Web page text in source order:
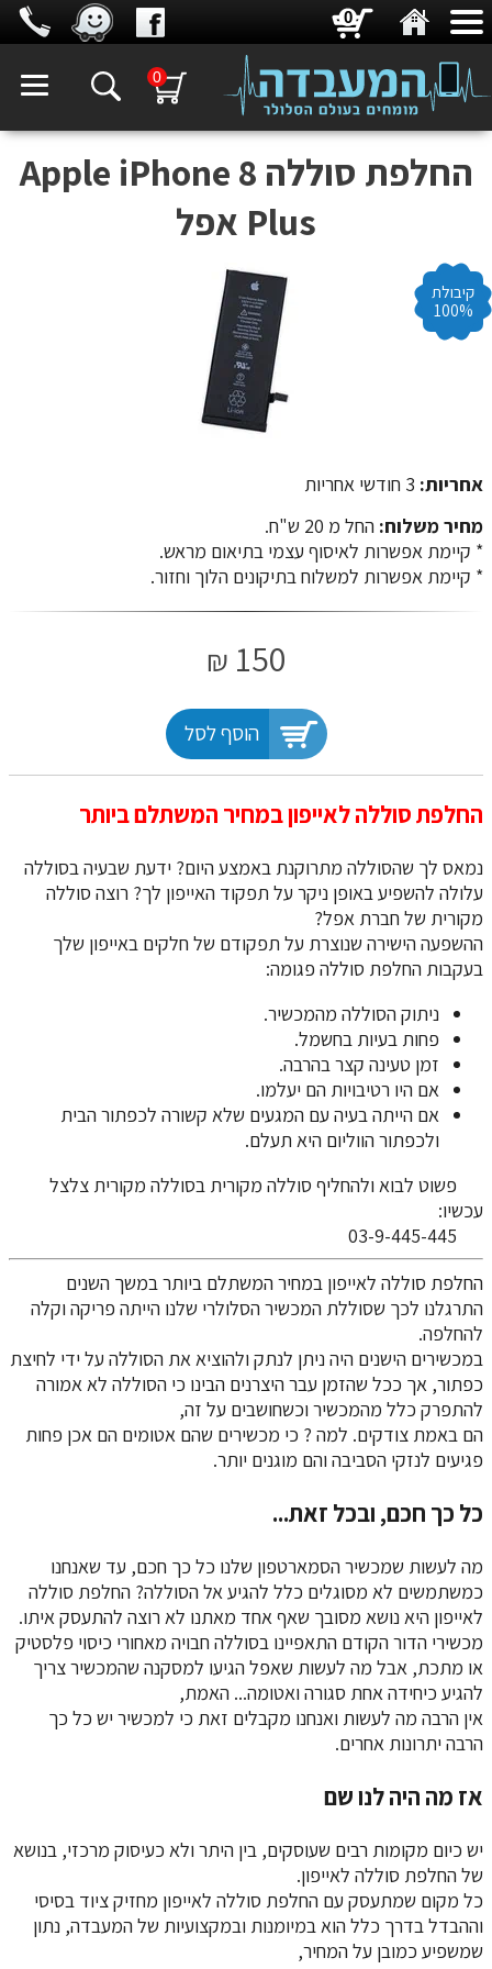
0
‏החלפת סוללה Apple iPhone 8
Plus אפל
קיבולת
100%
אחריות: 3 חודשי אחריות
מחיר משלוח: החל מ 20 ש"ח.
​​​​​​​* קיימת אפשרות לאיסוף עצמי בתיאום מראש.
* קיימת אפשרות למשלוח בתיקונים הלוך וחזור.
150
₪
הוסף לסל
החלפת סוללה לאייפון במחיר המשתלם ביותר
נמאס לך שהסוללה מתרוקנת באמצע היום? ידעת שבעיה בסוללה
עלולה להשפיע באופן ניקר על תפקוד האייפון לך? רוצה סוללה
מקורית של חברת אפל?
ההשפעה הישירה שנוצרת על תפקודם של חלקים באייפון שלך
בעקבות החלפת סוללה פגומה:
ניתוק הסוללה מהמכשיר.
פחות בעיות בחשמל.
זמן טעינה קצר בהרבה.
אם היו רטיבויות הם יעלמו.
אם הייתה בעיה עם המגעים שלא קשורה לכפתור הבית
ולכפתור הווליום היא תעלם.
פשוט לבוא ולהחליף סוללה מקורית בסוללה מקורית צלצל
עכשיו:
החלפת סוללה לאייפון במחיר המשתלם ביותר במשך השנים
התרגלנו לכך שסוללת המכשיר הסלולרי שלנו הייתה פריקה וקלה
להחלפה.
במכשירים הישנים היה ניתן לנתק ולהוציא את הסוללה על ידי לחיצת
כפתור, אך ככל שהזמן עבר היצרנים הבינו כי הסוללה לא אמורה
להתפרק כלל מהמכשיר וכשחושבים על זה,
הם באמת צודקים. למה ? כי מכשירים שהם אטומים הם אכן פחות
פגיעים לנזקי הסביבה והם מוגנים יותר.
כל כך חכם, ובכל זאת...
מה לעשות שמכשיר הסמארטפון שלנו כל כך חכם, עד שאנחנו
כמשתמשים לא מסוגלים כלל להגיע אל הסוללה? החלפת סוללה
לאייפון היא נושא מסובך שאף אחד מאתנו לא רוצה להתעסק איתו.
מכשירי הדור הקודם התאפיינו בסוללה חבויה מאחורי כיסוי פלסטיק
או מתכת, אבל מה לעשות שאפל הגיעו למסקנה שהמכשיר צריך
להגיע כיחידה אחת סגורה ואטומה... האמת,
אין הרבה מה לעשות ואנחנו מקבלים זאת כי למכשיר יש כל כך
הרבה יתרונות אחרים.
אז מה היה לנו שם
יש כיום מקומות רבים שעוסקים, בין היתר ולא כעיסוק מרכזי, בנושא
של החלפת סוללה לאייפון.
כל מקום שמתעסק עם החלפת סוללה לאייפון מחזיק ציוד בסיסי
וההבדל בדרך כלל הוא במיומנות ובמקצועיות של המעבדה, נתון
שמשפיע כמובן על המחיר,
0